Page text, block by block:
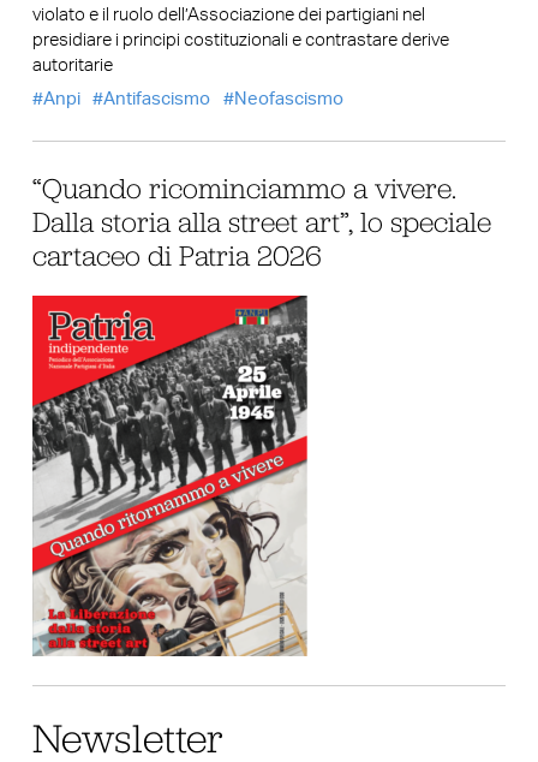
violato e il ruolo dell’Associazione dei partigiani nel
presidiare i principi costituzionali e contrastare derive
autoritarie
Anpi
Antifascismo Neofascismo
“Quando ricominciammo a vivere.
Dalla storia alla street art”, lo speciale
cartaceo di Patria 2026
Newsletter